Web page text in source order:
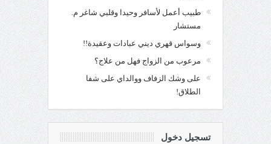
طبيب أعمل لأسافر وحيدا وقلبي شاغر م.
مستشار
وسواس قهري ديني عبادات وعقيدة!!
مرعوب من الزواج فهل من علاج؟
على وشك الزفاف ووالداي على شفا
الطلاق!
تسجيل دخول